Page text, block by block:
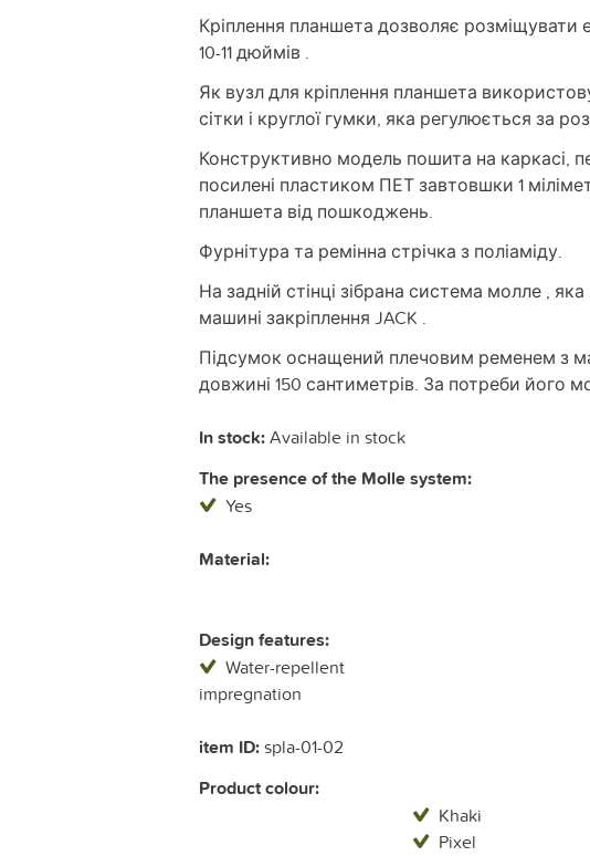
Кріплення планшета дозволяє розміщувати
10-11 дюймів .
Як вузл для кріплення планшета
сітки і круглої гумки, яка регулюється за
Конструктивно модель пошита на каркасі,
посилені пластиком ПЕТ завтовшки 1
планшета від пошкоджень.
Фурнітура та ремінна стрічка з поліаміду.
На задній стінці зібрана система молле ,
машині закріплення JACK .
Підсумок оснащений плечовим ременем з
довжині 150 сантиметрів. За потреби його
In stock:Available in stock
The presence of the Molle system:
Yes
Material:
Design features:
Water-repellent
impregnation
item ID:spla-01-02
Product colour:
Khaki
Pixel